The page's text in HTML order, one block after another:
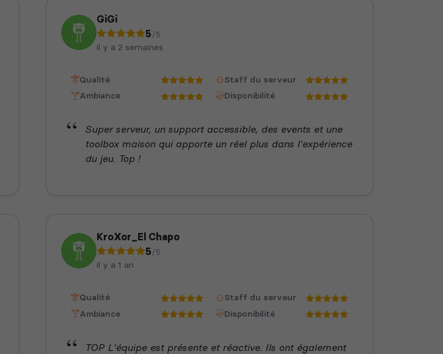
GiGi
5/5
il y a 2 semaines
Qualité
Staff du serveur
Ambiance
Disponibilité
Super serveur, un support accessible, des events et une
toolbox maison qui apporte un réel plus dans l'expérience
du jeu. Top !
KroXor_El Chapo
5/5
il y a 1 an
Qualité
Staff du serveur
Ambiance
Disponibilité
TOP L'équipe est présente et réactive. Ils ont également